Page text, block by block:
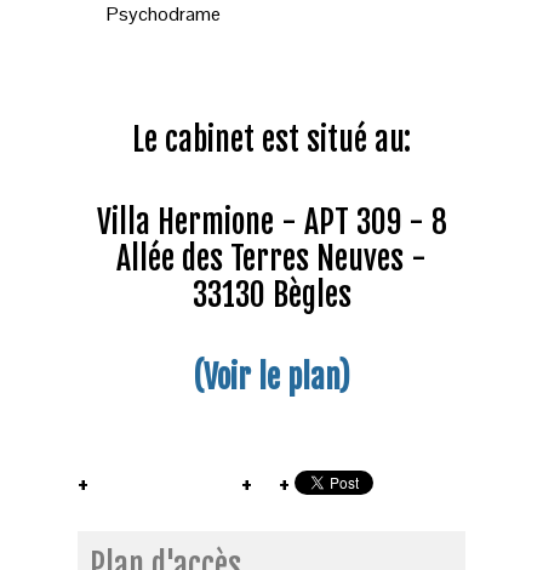
Psychodrame
Le cabinet est situé au:
Villa Hermione - APT 309 - 8
Allée des Terres Neuves -
33130 Bègles
(Voir le plan)